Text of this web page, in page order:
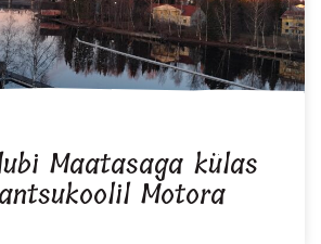
Maatasaga külas
Motora